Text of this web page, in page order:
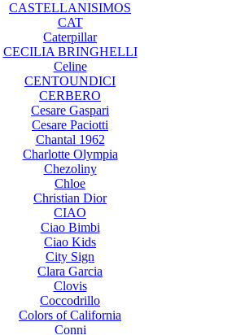
CASTELLANISIMOS
CAT
Caterpillar
CECILIA BRINGHELLI
Celine
CENTOUNDICI
CERBERO
Cesare Gaspari
Cesare Paciotti
Chantal 1962
Charlotte Olympia
Chezoliny
Chloe
Christian Dior
CIAO
Ciao Bimbi
Ciao Kids
City Sign
Clara Garcia
Clovis
Coccodrillo
Colors of California
Conni